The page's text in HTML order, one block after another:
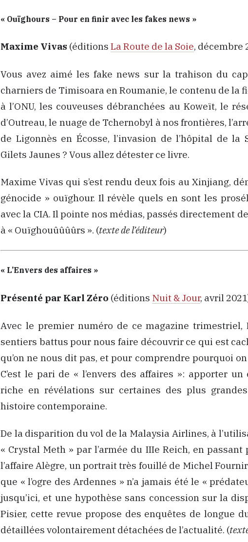
« Ouïghours – Pour en finir avec les fakes news »
Maxime Vivas (éditions La Route de la Soie, décembre
Vous avez aimé les fake news sur la trahison du
charniers de Timisoara en Roumanie, le contenu de la
à l’ONU, les couveuses débranchées au Koweït, le
d’Outreau, le nuage de Tchernobyl à nos frontières,
de Ligonnès en Écosse, l’invasion de l’hôpital de la
Gilets Jaunes ? Vous allez détester ce livre.
Maxime Vivas qui s’est rendu deux fois au Xinjiang,
génocide » ouïghour. Il révèle quels en sont les
avec la CIA. Il pointe nos médias, passés directement
à « Ouïghouûûûûrs ». (texte de l’éditeur)
« L’Envers des affaires »
Présenté par Karl Zéro (éditions Nuit & Jour, avril
Avec le premier numéro de ce magazine trimestriel,
sentiers battus pour nous faire découvrir ce qui est
qu’on ne nous dit pas, et pour comprendre pourquoi
C’est le pari de « l’envers des affaires »: apporter
riche en révélations sur certaines des plus
histoire contemporaine.
De la disparition du vol de la Malaysia Airlines, à
« Crystal Meth » par l’armée du IIIe Reich, en passant
l’affaire Alègre, un portrait très fouillé de Michel
que « l’ogre des Ardennes » n’a jamais été le «
jusqu’ici, et une hypothèse sans concession sur la
Pisier, cette revue propose des enquêtes de longue
détaillées volontairement détachées de l’actualité. (